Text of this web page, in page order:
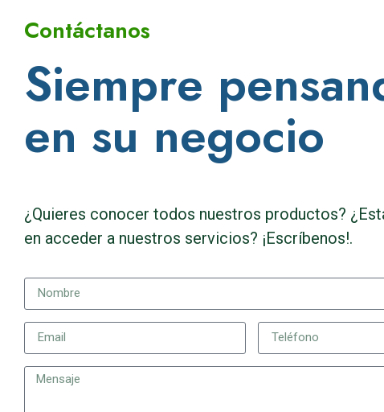
Contáctanos
Siempre
en su negocio
¿Quieres conocer todos nuestros productos?
en acceder a nuestros servicios? ¡Escríbenos!.